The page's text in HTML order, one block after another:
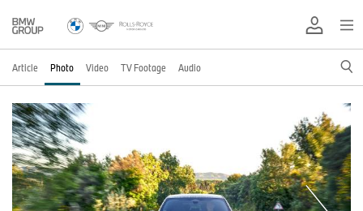
Article Photo Video TV Footage Audio